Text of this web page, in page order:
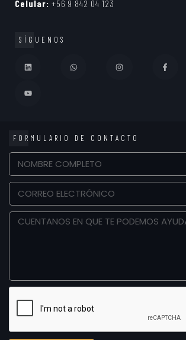
Celular: +56 9 842 04 123
SÍGUENOS
FORMULARIO DE CONTACTO